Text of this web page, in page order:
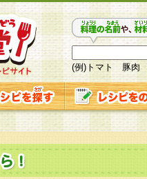
(例)トマト 豚肉